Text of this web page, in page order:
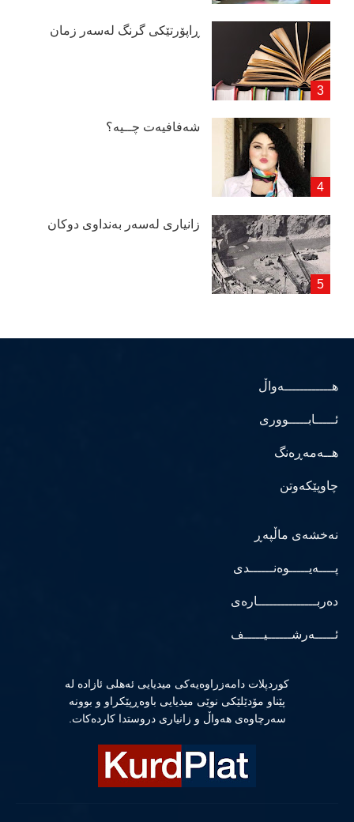
ڕاپۆرتێكی گرنگ لەسەر زمان
شەفافیەت چــیە؟
زانیاری لەسەر بەنداوی دوكان
هــــــــــــەواڵ
ئـــــابـــــووری
هــەمەڕەنگ
چاوپێکەوتن
نەخشەی ماڵپەڕ
پــــەیـــــوەنــــــدی
دەربـــــــــــــــارەی
ئـــــەرشــــــیـــــف
كوردپلات دامەزراوەیەكی میدیایی ئەهلی ئازادە لە
پێناو مۆدێلێكی نوێی میدیایی باوەڕپێكراو و بوونە
سەرچاوەی هەواڵ و زانیاری دروستدا كاردەكات.